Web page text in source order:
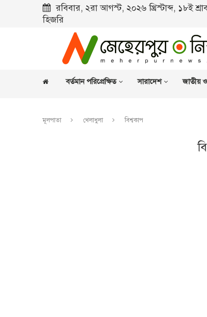
রবিবার, ২রা আগস্ট, ২০২৬ খ্রিস্টাব্দ, ১৮ই
হিজরি
বর্তমান পরিপ্রেক্ষিত সারাদেশ জাতীয়
মূলপাতা খেলাধুলা বিশ্বকাপ